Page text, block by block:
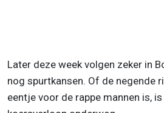
Later deze week volgen zeker in
nog spurtkansen. Of de negende
eentje voor de rappe mannen is,